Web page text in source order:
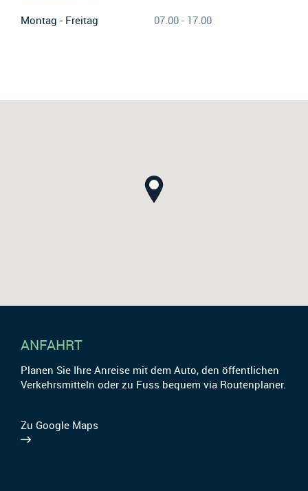
Montag - Freitag 07.00 - 17.00
ANFAHRT
Planen Sie Ihre Anreise mit dem Auto, den öffentlichen
Verkehrsmitteln oder zu Fuss bequem via Routenplaner.
Zu Google Maps